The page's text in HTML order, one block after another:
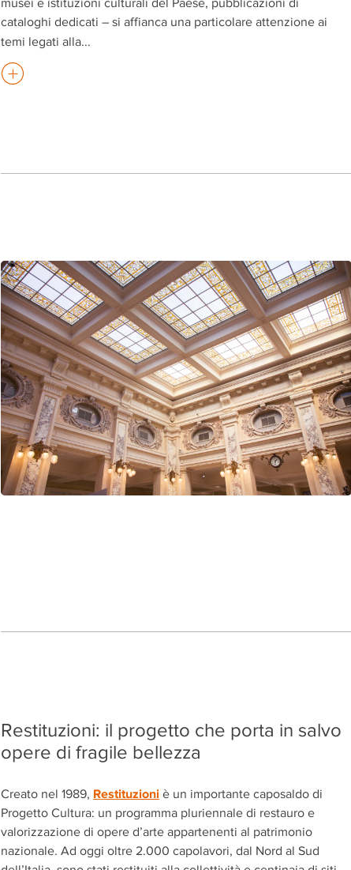
musei e istituzioni culturali del Paese, pubblicazioni di
cataloghi dedicati – si affianca una particolare attenzione ai
temi legati alla...
Restituzioni: il progetto che porta in salvo
opere di fragile bellezza
Creato nel 1989, Restituzioni è un importante caposaldo di
Progetto Cultura: un programma pluriennale di restauro e
valorizzazione di opere d’arte appartenenti al patrimonio
nazionale. Ad oggi oltre 2.000 capolavori, dal Nord al Sud